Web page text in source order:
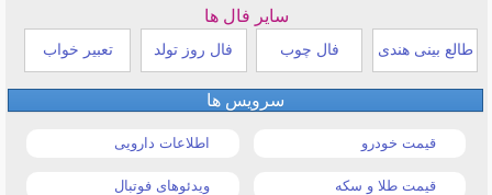
سایر فال ها
طالع بینی هندی فال چوب فال روز تولد تعبیر خواب
سرویس ها
قیمت خودرو اطلاعات دارویی
قیمت طلا و سکه ویدئوهای فوتبال